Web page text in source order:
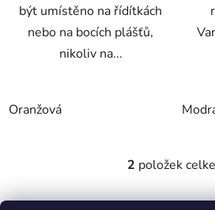
být umístěno na řídítkách
nebo na bocích plášťů,
nikoliv na...
Oranžová
O
v
2 položek